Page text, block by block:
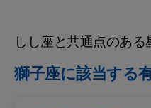
しし座と共通点のあ
獅子座に該当する